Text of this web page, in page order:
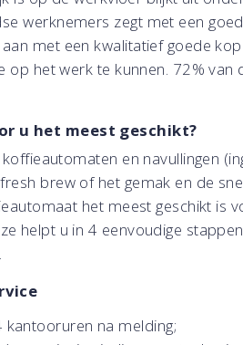
werknemers zegt met een
met een kwalitatief goede
op het werk te kunnen. 72%
u het meest geschikt?
en navullingen
brew of het gemak en de
het meest geschikt is
helpt u in 4 eenvoudige
na melding;